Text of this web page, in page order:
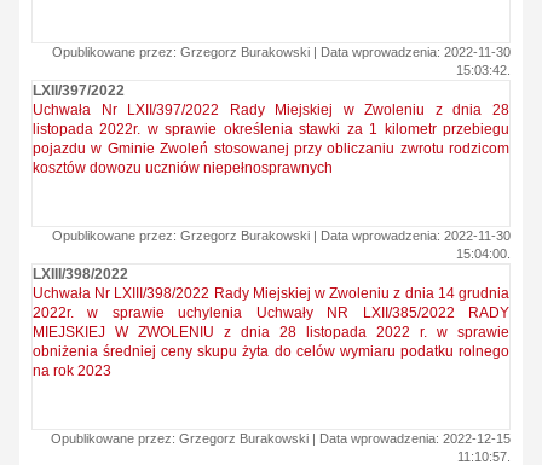
Opublikowane przez: Grzegorz Burakowski | Data wprowadzenia: 2022-11-30
15:03:42.
LXII/397/2022
Uchwała Nr LXII/397/2022 Rady Miejskiej w Zwoleniu z dnia 28
listopada 2022r. w sprawie określenia stawki za 1 kilometr przebiegu
pojazdu w Gminie Zwoleń stosowanej przy obliczaniu zwrotu rodzicom
kosztów dowozu uczniów niepełnosprawnych
Opublikowane przez: Grzegorz Burakowski | Data wprowadzenia: 2022-11-30
15:04:00.
LXIII/398/2022
Uchwała Nr LXIII/398/2022 Rady Miejskiej w Zwoleniu z dnia 14 grudnia
2022r. w sprawie uchylenia Uchwały NR LXII/385/2022 RADY
MIEJSKIEJ W ZWOLENIU z dnia 28 listopada 2022 r. w sprawie
obniżenia średniej ceny skupu żyta do celów wymiaru podatku rolnego
na rok 2023
Opublikowane przez: Grzegorz Burakowski | Data wprowadzenia: 2022-12-15
11:10:57.